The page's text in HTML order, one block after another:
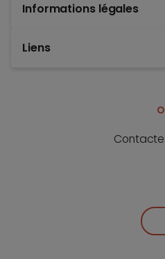
Informations légales
Liens